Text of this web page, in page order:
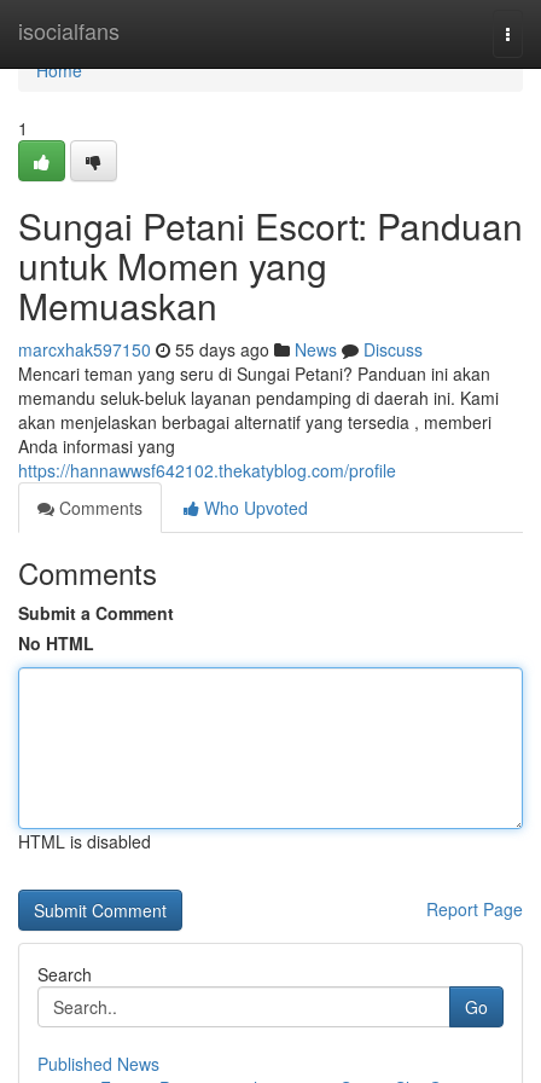
isocialfans
Home
Home
1
Sungai Petani Escort: Panduan
untuk Momen yang
Memuaskan
marcxhak597150 55 days ago News
Discuss
Mencari teman yang seru di Sungai Petani? Panduan ini akan
memandu seluk-beluk layanan pendamping di daerah ini. Kami
akan menjelaskan berbagai alternatif yang tersedia , memberi
Anda informasi yang
https://hannawwsf642102.thekatyblog.com/profile
Comments
Who Upvoted
Comments
Submit a Comment
No HTML
HTML is disabled
Report Page
Search
Go
Published News